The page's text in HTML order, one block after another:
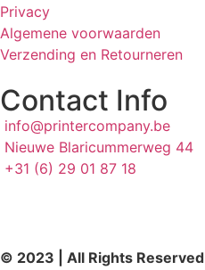
Privacy
Algemene voorwaarden
Verzending en Retourneren
Contact Info
info@printercompany.be
Nieuwe Blaricummerweg 44
+31 (6) 29 01 87 18
© 2023 | All Rights Reserved